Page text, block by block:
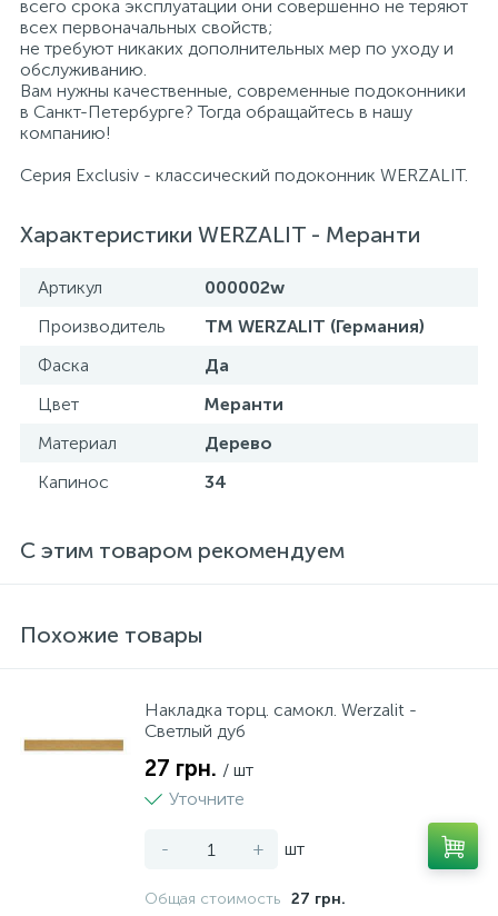
всего срока эксплуатации они совершенно не теряют
всех первоначальных свойств;
не требуют никаких дополнительных мер по уходу и
обслуживанию.
Вам нужны качественные, современные подоконники
в Санкт-Петербурге? Тогда обращайтесь в нашу
компанию!
Серия Exclusiv - классический подоконник WERZALIT.
Характеристики WERZALIT - Mеранти
Артикул
000002w
Производитель
TM WERZALIT (Германия)
Фаска
Да
Цвет
Меранти
Материал
Дерево
Капинос
34
С этим товаром рекомендуем
Похожие товары
Накладка торц. самокл. Werzalit -
Светлый дуб
27 грн. / шт
Уточните
- + шт
Общая стоимость 27 грн.